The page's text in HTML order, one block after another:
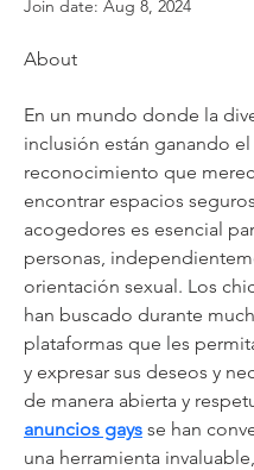
Join date: Aug 8, 2024
About
En un mundo donde la
inclusión están ganando el
reconocimiento que
encontrar espacios
acogedores es esencial
personas,
orientación sexual. Los
han buscado durante
plataformas que les
y expresar sus deseos y
de manera abierta y
anuncios gays se han
una herramienta invaluable,